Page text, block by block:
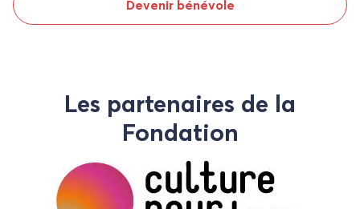
Devenir bénévole
Les partenaires de la
Fondation